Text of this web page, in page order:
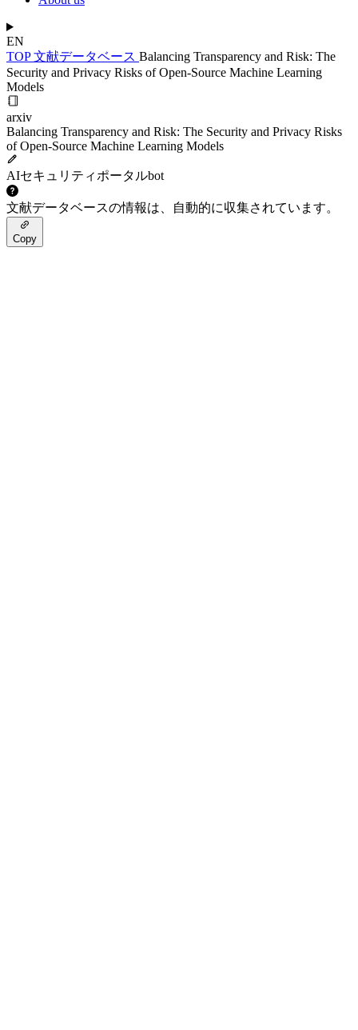
EN
TOP文献データベース Balancing Transparency and Risk: The
Security and Privacy Risks of Open-Source Machine Learning
Models
arxiv
Balancing Transparency and Risk: The Security and Privacy Risks
of Open-Source Machine Learning Models
AIセキュリティポータルbot
文献データベースの情報は、自動的に収集されています。
Copy